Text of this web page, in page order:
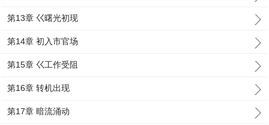
第13章 巜曙光初现
第14章 初入市官场
第15章 巜工作受阻
第16章 转机出现
第17章 暗流涌动